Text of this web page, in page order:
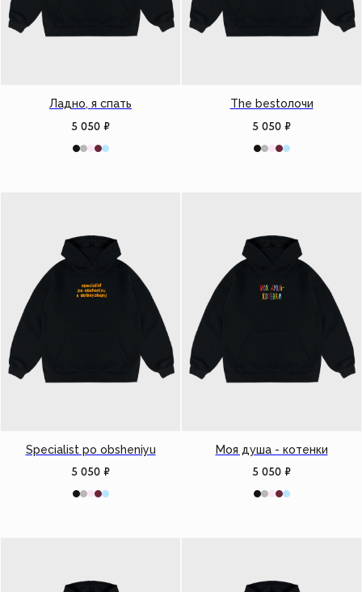
Ладно, я спать
5 050 ₽
The bestолочи
5 050 ₽
Specialist po obsheniyu
5 050 ₽
Моя душа - котенки
5 050 ₽